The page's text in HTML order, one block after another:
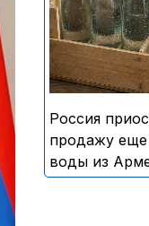
Россия
продажу
воды из